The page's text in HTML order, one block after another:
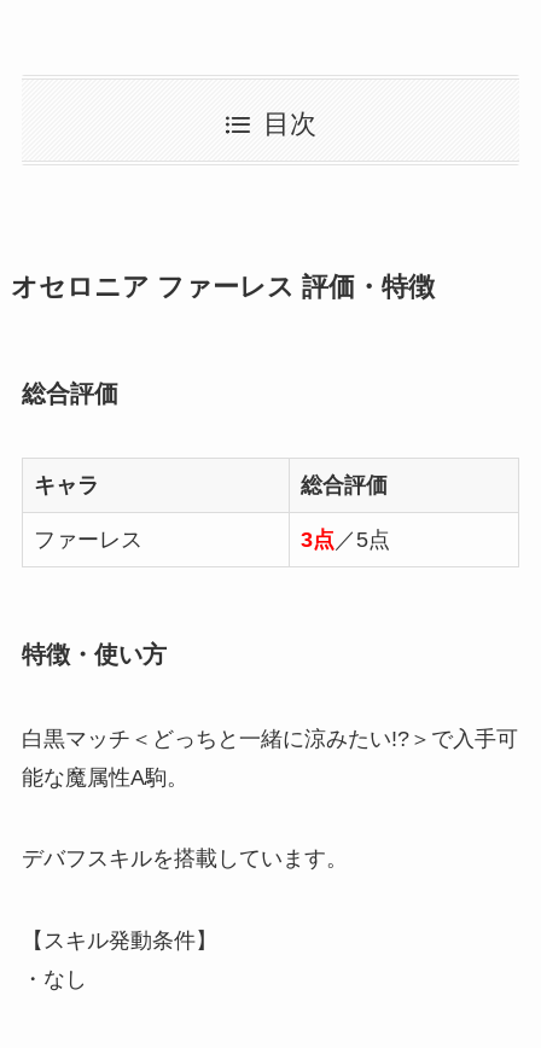
目次
オセロニア ファーレス 評価・特徴
総合評価
キャラ 総合評価
ファーレス 3点 ／5点
特徴・使い方
白黒マッチ＜どっちと一緒に涼みたい!?＞で入手可
能な魔属性A駒。
デバフスキルを搭載しています。
【スキル発動条件】
・なし